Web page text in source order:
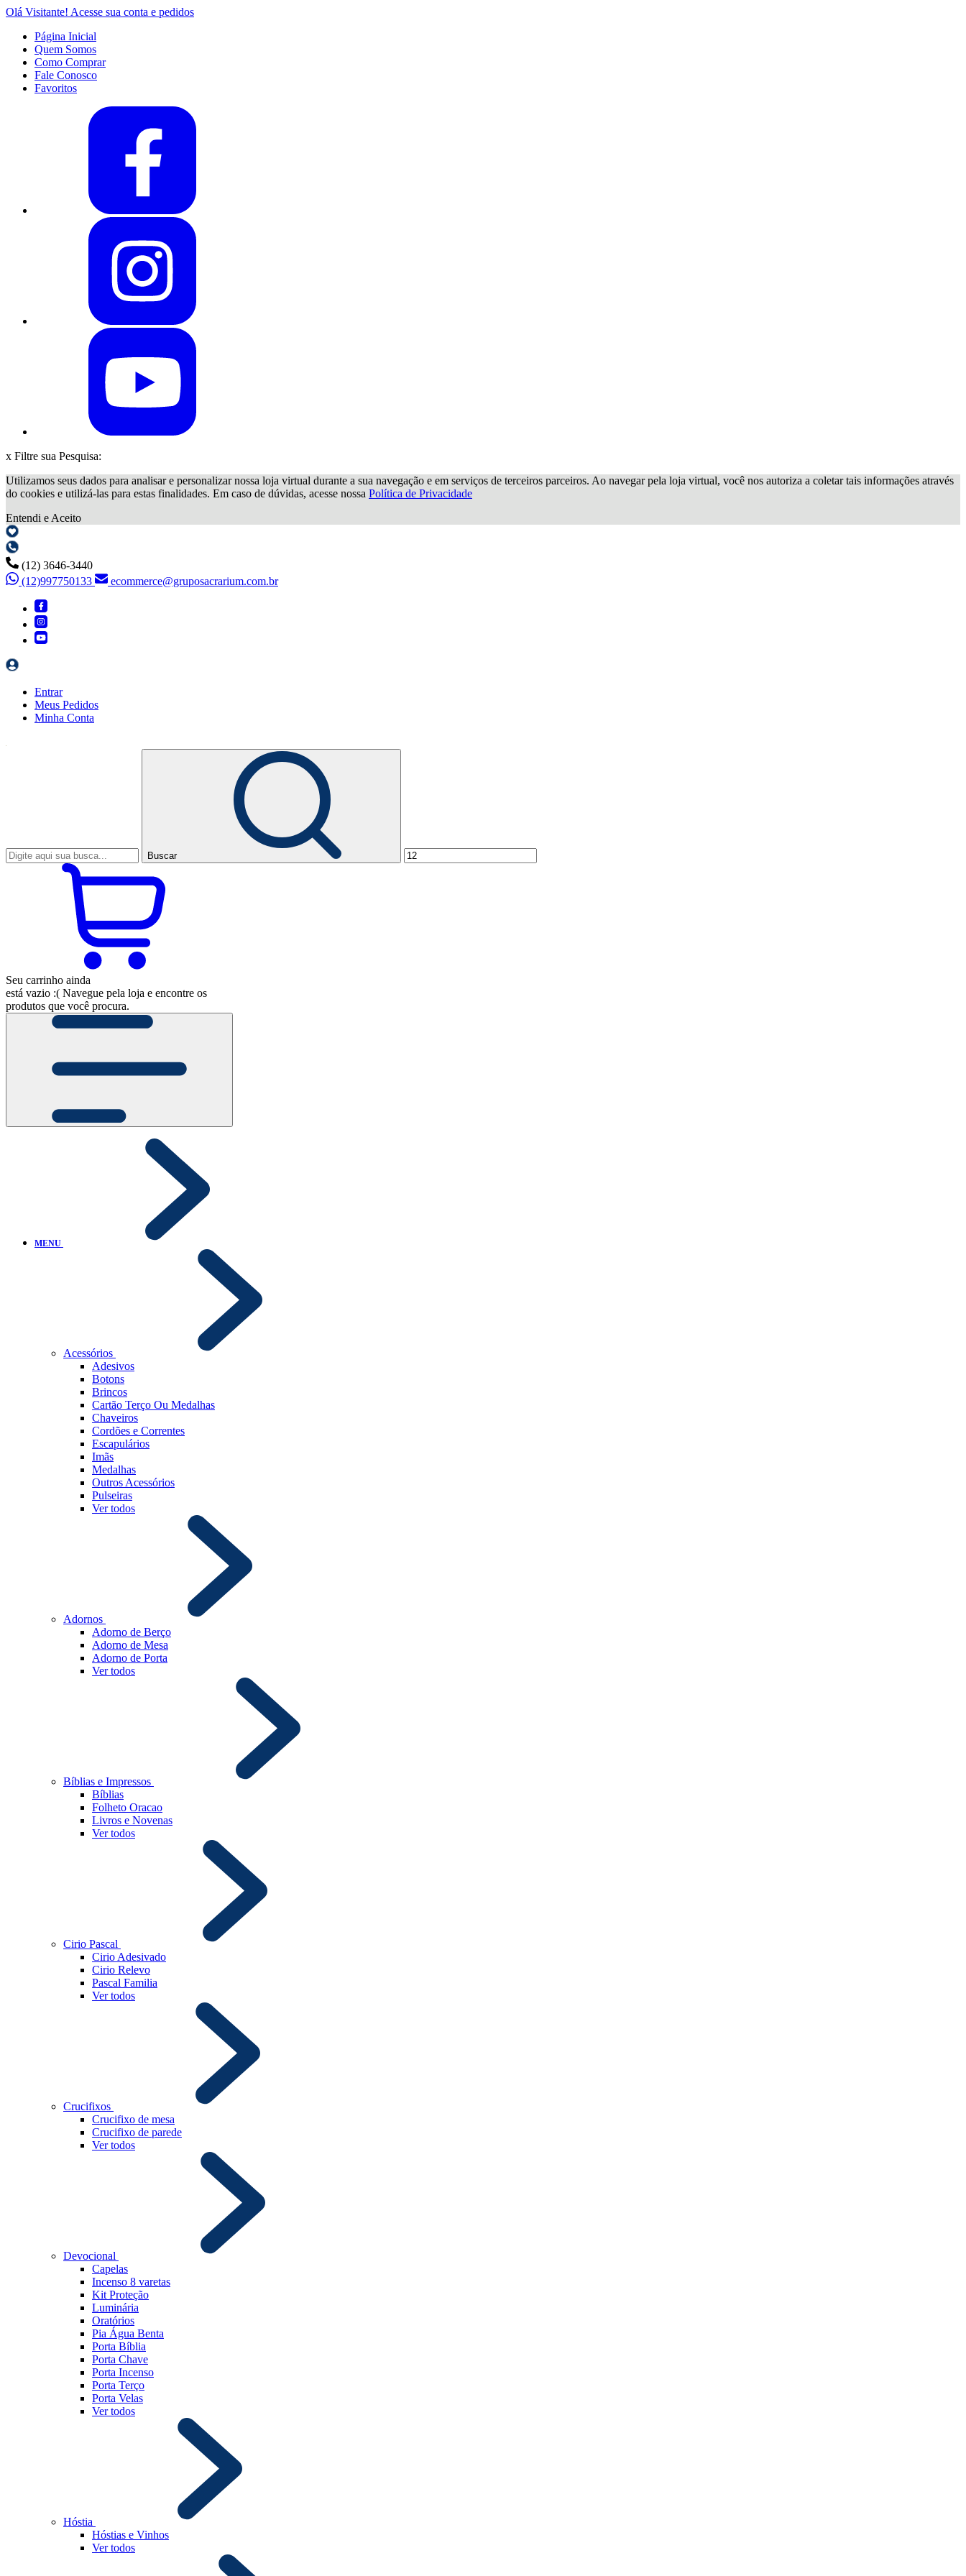
Olá Visitante! Acesse sua conta e pedidos
Página Inicial
Quem Somos
Como Comprar
Fale Conosco
Favoritos
x Filtre sua Pesquisa:
Utilizamos seus dados para analisar e personalizar nossa loja virtual durante a sua navegação e em serviços de terceiros parceiros. Ao navegar pela loja virtual, você nos autoriza a coletar tais informações através
do cookies e utilizá-las para estas finalidades. Em caso de dúvidas, acesse nossa Política de Privacidade
Entendi e Aceito
(12) 3646-3440
(12)997750133
ecommerce@gruposacrarium.com.br
Entrar
Meus Pedidos
Minha Conta
Buscar
Seu carrinho ainda
está vazio :( Navegue pela loja e encontre os
produtos que você procura.
MENU
Acessórios
Adesivos
Botons
Brincos
Cartão Terço Ou Medalhas
Chaveiros
Cordões e Correntes
Escapulários
Imãs
Medalhas
Outros Acessórios
Pulseiras
Ver todos
Adornos
Adorno de Berço
Adorno de Mesa
Adorno de Porta
Ver todos
Bíblias e Impressos
Bíblias
Folheto Oracao
Livros e Novenas
Ver todos
Cirio Pascal
Cirio Adesivado
Cirio Relevo
Pascal Familia
Ver todos
Crucifixos
Crucifixo de mesa
Crucifixo de parede
Ver todos
Devocional
Capelas
Incenso 8 varetas
Kit Proteção
Luminária
Oratórios
Pia Água Benta
Porta Bíblia
Porta Chave
Porta Incenso
Porta Terço
Porta Velas
Ver todos
Hóstia
Hóstias e Vinhos
Ver todos